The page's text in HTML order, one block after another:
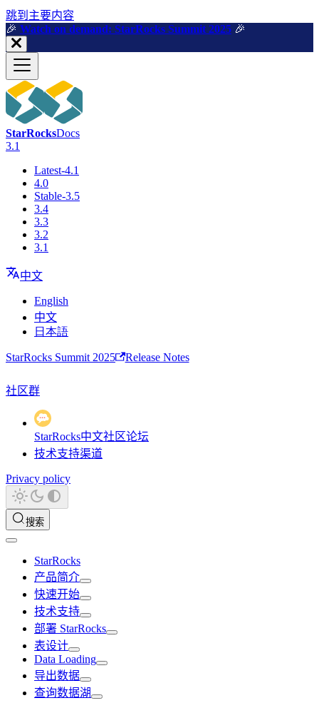
跳到主要内容
🎉️ Watch on demand: StarRocks Summit 2025 🎉️
StarRocksDocs
3.1
Latest-4.1
4.0
Stable-3.5
3.4
3.3
3.2
3.1
中文
English
中文
日本語
StarRocks Summit 2025 Release Notes
社区群
StarRocks中文社区论坛
技术支持渠道
Privacy policy
搜索
StarRocks
产品简介
快速开始
技术支持
部署 StarRocks
表设计
Data Loading
导出数据
查询数据湖